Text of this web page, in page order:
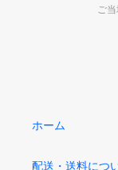
ご
ホーム
配送・送料につ